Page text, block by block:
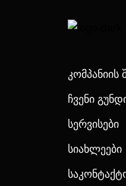
Კომპანიის
Ჩვენი
Სერვისები
Სიახლეები